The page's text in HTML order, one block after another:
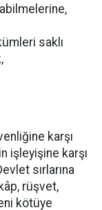
saklı
karşı
işleyişine karşı
sırlarına
rüşvet,
kötüye